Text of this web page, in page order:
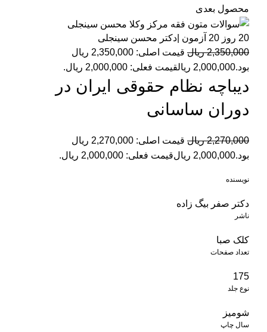
محصول بعدی
20 روز 20 آزمون |دکتر محسن سینجلی
2,350,000 ریال
قیمت اصلی: 2,350,000 ریال
بود.2,000,000 ریالقیمت فعلی: 2,000,000 ریال.
دیباچه نظام حقوقی ایران در
دوران ساسانی
2,270,000 ریال
قیمت اصلی: 2,270,000 ریال
بود.2,000,000 ریالقیمت فعلی: 2,000,000 ریال.
نویسنده
دکتر صفر بیگ زاده
ناشر
کلک صبا
تعداد صفحات
175
نوع جلد
شومیز
سال چاپ